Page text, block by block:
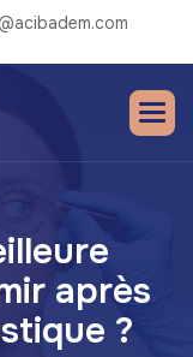
après
?